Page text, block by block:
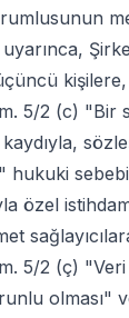
kişilere,
5/2 (c) "Bir
kaydıyla,
hukuki
özel
5/2 (ç)
olması"